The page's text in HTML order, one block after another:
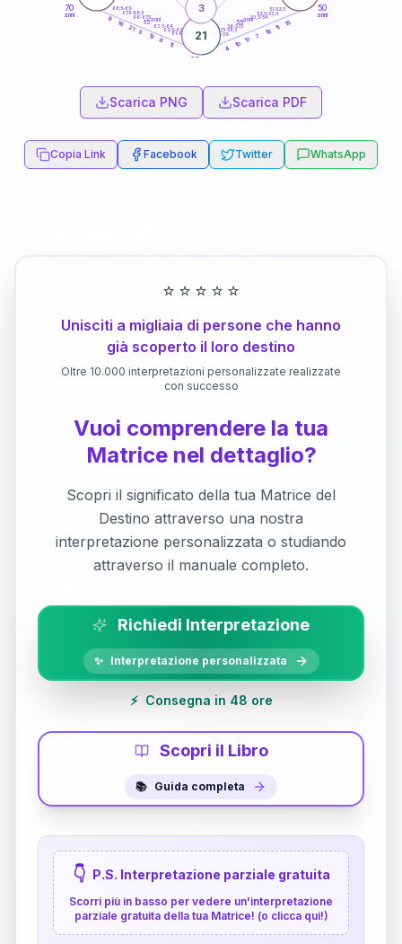
50
anni
60
70
anni
51-52,5
52,5-53,5
53,5-54
56-57,5
57,5-58,5
58,5-59
61-62,5
62,5-63,5
63,5-64
66-67,5
67,5-68,5
68,5-69
15
11
18
7
17
10
4
11
8
13
5
21
16
9
21
3
55anni
65anni
Scarica PNG Scarica PDF
Copia Link Facebook Twitter WhatsApp
⭐ ⭐ ⭐ ⭐ ⭐
Unisciti a migliaia di persone che hanno
già scoperto il loro destino
Oltre 10.000 interpretazioni personalizzate realizzate
con successo
Vuoi comprendere la tua
Matrice nel dettaglio?
Scopri il significato della tua Matrice del
Destino attraverso una nostra
interpretazione personalizzata o studiando
attraverso il manuale completo.
Richiedi Interpretazione
✨ Interpretazione personalizzata
⚡ Consegna in 48 ore
Scopri il Libro
📚 Guida completa
👇 P.S. Interpretazione parziale gratuita
Scorri più in basso per vedere un'interpretazione
parziale gratuita della tua Matrice! (o clicca qui!)